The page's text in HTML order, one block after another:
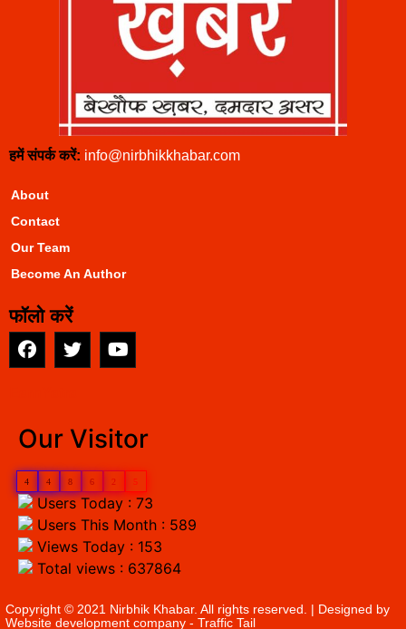
हमें संपर्क करें: info@nirbhikkhabar.com
About
Contact
Our Team
Become An Author
फॉलो करें
Our Visitor
4 4 8 6 2 5
Users Today : 73
Users This Month : 589
Views Today : 153
Total views : 637864
Copyright © 2021 Nirbhik Khabar. All rights reserved. | Designed by
Website development company - Traffic Tail